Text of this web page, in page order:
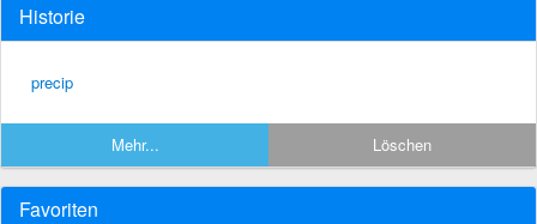
Historie
precip
Mehr... Löschen
Favoriten